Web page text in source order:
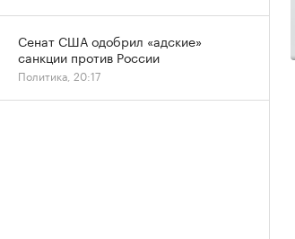
Сенат США одобрил «адские»
санкции против России
Политика, 20:17